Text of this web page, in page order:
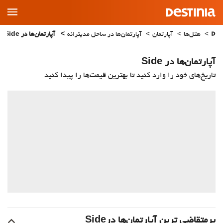
Main
Menu
هتل‌ها آپارتمان آپارتمان‌ها در ساحل مدیترانه آپارتمان‌ها در Side
آپارتمان‌ها در Side
تاریخ‌های خود را وارد کنید تا بهترین قیمت‌ها را پیدا کنید